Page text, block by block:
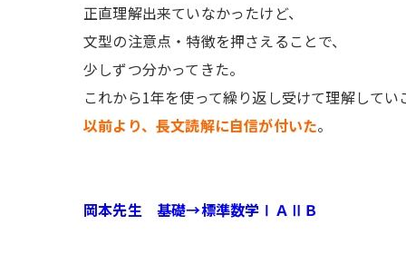
正直理解出来ていなかったけど、
文型の注意点・特徴を押さえることで、
少しずつ分かってきた。
これから1年を使って繰り返し受けて理解してい
以前より、長文読解に自信が付いた。
岡本先生 基礎→標準数学ⅠＡⅡＢ